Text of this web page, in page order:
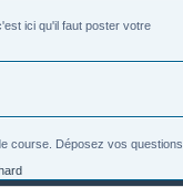
ici qu'il faut poster votre
course. Déposez vos questions